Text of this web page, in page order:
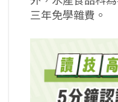
三年免學雜費。